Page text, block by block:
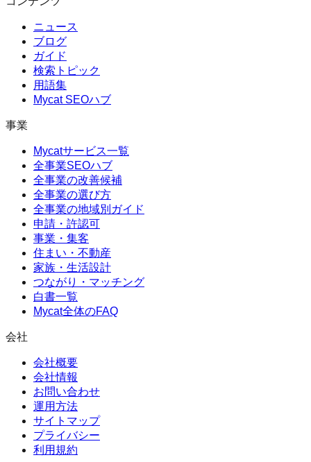
ニュース
ブログ
ガイド
検索トピック
用語集
Mycat SEOハブ
事業
Mycatサービス一覧
全事業SEOハブ
全事業の改善候補
全事業の選び方
全事業の地域別ガイド
申請・許認可
事業・集客
住まい・不動産
家族・生活設計
つながり・マッチング
白書一覧
Mycat全体のFAQ
会社
会社概要
会社情報
お問い合わせ
運用方法
サイトマップ
プライバシー
利用規約